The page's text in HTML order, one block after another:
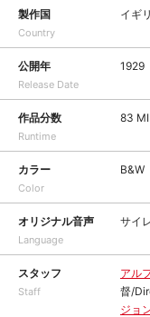
製作国
Country
イギ
公開年
Release Date
1929
作品分数
Runtime
83
カラー
Color
B&W
オリジナル音声
Language
サイ
スタッフ
Staff
アル
督/
ジョ